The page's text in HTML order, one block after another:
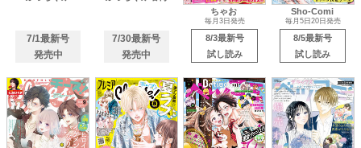
7/1最新号
発売中
7/30最新号
発売中
ちゃお
毎月3日発売
8/3最新号
試し読み
Sho-Comi
毎月5日20日発売
8/5最新号
試し読み